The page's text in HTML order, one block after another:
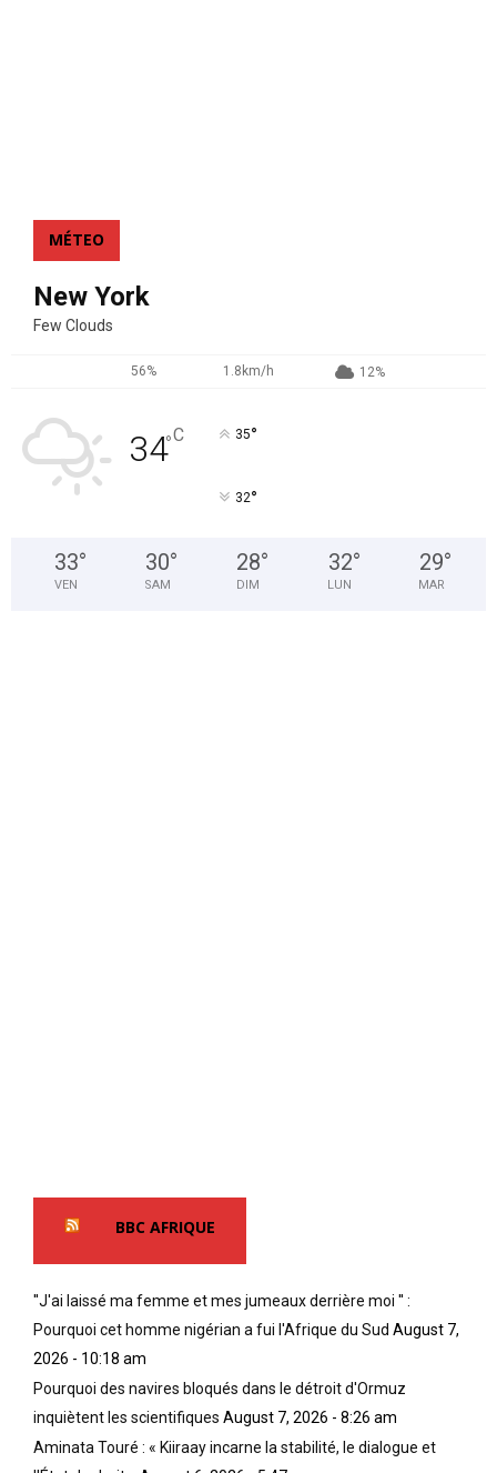
MÉTEO
New York
Few Clouds
56% 1.8km/h 12%
34°C 35°
32°
33°
VEN
30°
SAM
28°
DIM
32°
LUN
29°
MAR
BBC AFRIQUE
''J'ai laissé ma femme et mes jumeaux derrière moi '' :
Pourquoi cet homme nigérian a fui l'Afrique du Sud August 7,
2026 - 10:18 am
Pourquoi des navires bloqués dans le détroit d'Ormuz
inquiètent les scientifiques August 7, 2026 - 8:26 am
Aminata Touré : « Kiiraay incarne la stabilité, le dialogue et